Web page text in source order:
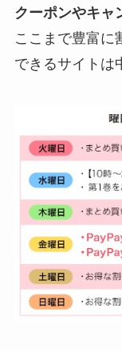
クーポンやキャ
ここまで豊富に
できるサイトは